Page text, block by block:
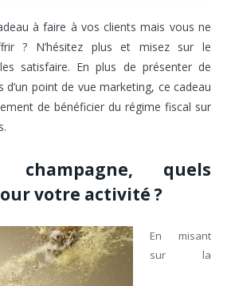
à faire à vos clients mais vous ne
? N’hésitez plus et misez sur le
satisfaire. En plus de présenter de
d’un point de vue marketing, ce cadeau
de bénéficier du régime fiscal sur
quels
votre activité ?
En misant
sur la